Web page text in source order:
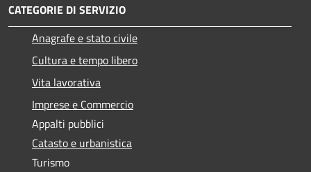
CATEGORIE DI SERVIZIO
Anagrafe e stato civile
Cultura e tempo libero
Vita lavorativa
Imprese e Commercio
Appalti pubblici
Catasto e urbanistica
Turismo